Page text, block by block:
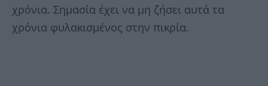
χρόνια. Σημασία έχει να μη ζήσει αυτά τα
χρόνια φυλακισμένος στην πικρία.